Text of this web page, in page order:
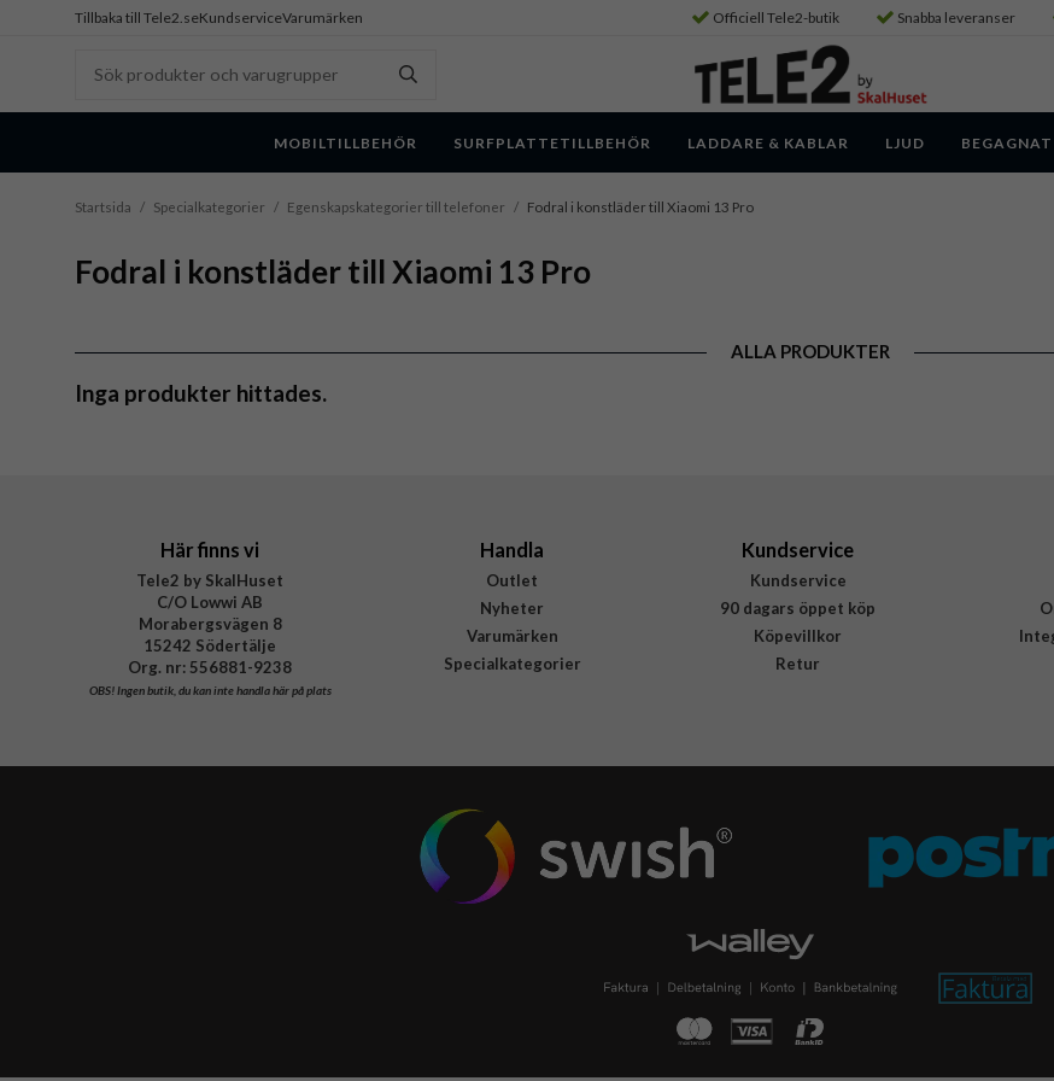
Tillbaka till Tele2.seKundserviceVarumärken Officiell Tele2-butik Snabba leveranser
MOBILTILLBEHÖR SURFPLATTETILLBEHÖR LADDARE & KABLAR LJUD BEGAGNAT
Startsida / Specialkategorier / Egenskapskategorier till telefoner / Fodral i konstläder till Xiaomi 13 Pro
Fodral i konstläder till Xiaomi 13 Pro
ALLA PRODUKTER
Inga produkter hittades.
Här finns vi
Tele2 by SkalHuset
C/O Lowwi AB
Morabergsvägen 8
15242 Södertälje
Org. nr: 556881-9238
OBS!Ingen butik, du kan inte handla här på plats
Handla
Outlet
Nyheter
Varumärken
Specialkategorier
Kundservice
Kundservice
90 dagars öppet köp
Köpevillkor
Retur